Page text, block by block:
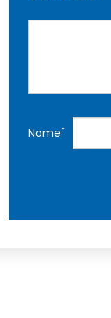
Nome*